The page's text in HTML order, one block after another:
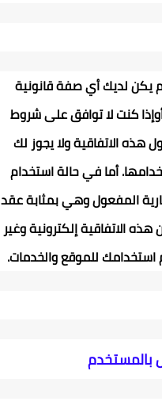
يكن لديك أي صفة قانونية
كنت لا توافق على شروط
هذه الاتفاقية ولا يجوز لك
أما في حالة استخدام
المفعول وهي بمثابة عقد
الاتفاقية إلكترونية وغير
استخدامك للموقع والخدمات.
بالمستخدم